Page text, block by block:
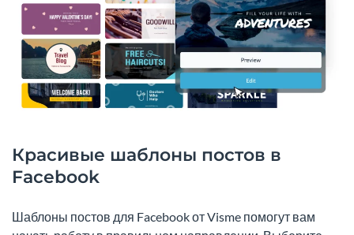
Красивые шаблоны постов в
Facebook
Шаблоны постов для Facebook от Visme помогут вам